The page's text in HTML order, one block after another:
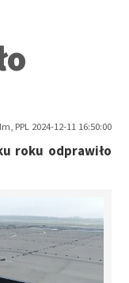
PPL 2024-12-11 16:50:00
roku odprawiło